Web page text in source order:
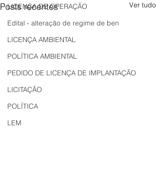
LICENÇA DE OPERAÇÃO
Edital - alteração de regime de ben
LICENÇA AMBIENTAL
POLÍTICA AMBIENTAL
PEDIDO DE LICENÇA DE IMPLANTAÇÃO
LICITAÇÃO
POLÍTICA
LEM
Posts recentes Ver tudo